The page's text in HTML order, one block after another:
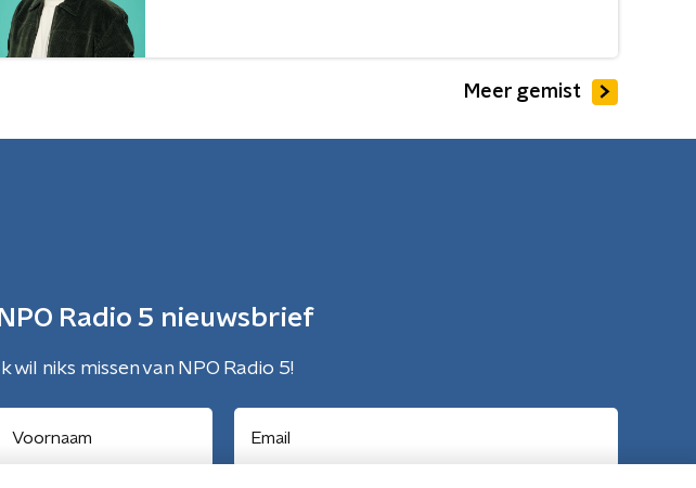
Meer gemist
NPO Radio 5 nieuwsbrief
Ik wil niks missen van NPO Radio 5!